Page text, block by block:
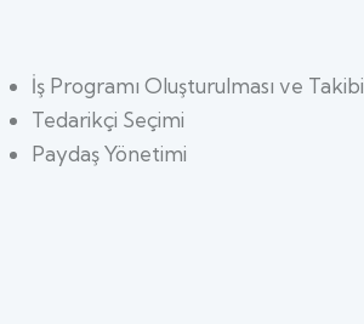
İş Programı Oluşturulması ve Takibi
Tedarikçi Seçimi
Paydaş Yönetimi